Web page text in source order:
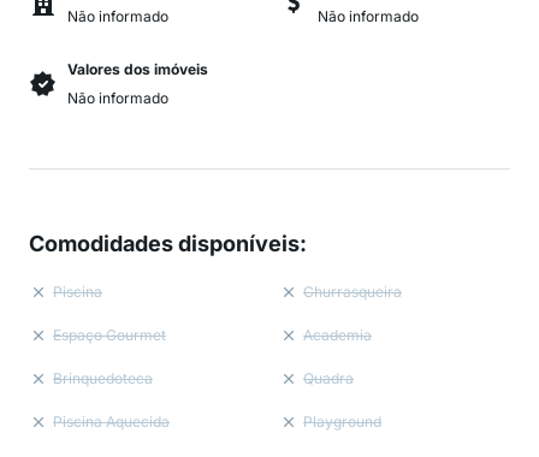
Não informado
Não informado
Valores dos imóveis
Não informado
Comodidades disponíveis:
Piscina Churrasqueira
Espaço Gourmet Academia
Brinquedoteca Quadra
Piscina Aquecida Playground